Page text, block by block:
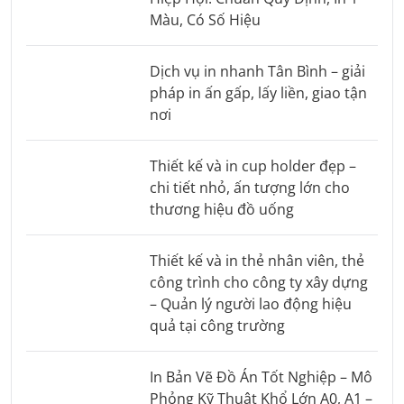
Màu, Có Số Hiệu
Dịch vụ in nhanh Tân Bình – giải
pháp in ấn gấp, lấy liền, giao tận
nơi
Thiết kế và in cup holder đẹp –
chi tiết nhỏ, ấn tượng lớn cho
thương hiệu đồ uống
Thiết kế và in thẻ nhân viên, thẻ
công trình cho công ty xây dựng
– Quản lý người lao động hiệu
quả tại công trường
In Bản Vẽ Đồ Án Tốt Nghiệp – Mô
Phỏng Kỹ Thuật Khổ Lớn A0, A1 –